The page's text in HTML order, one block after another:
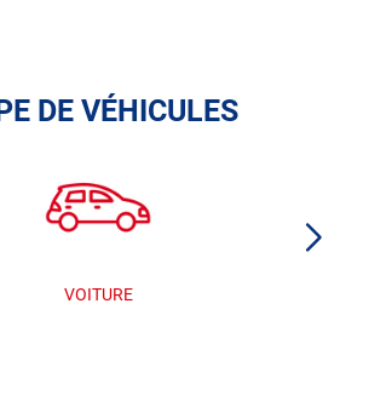
DE VÉHICULES
VOITURE